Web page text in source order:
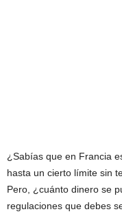
¿Sabías que en Francia
hasta un cierto límite sin
Pero, ¿cuánto dinero se
regulaciones que debes